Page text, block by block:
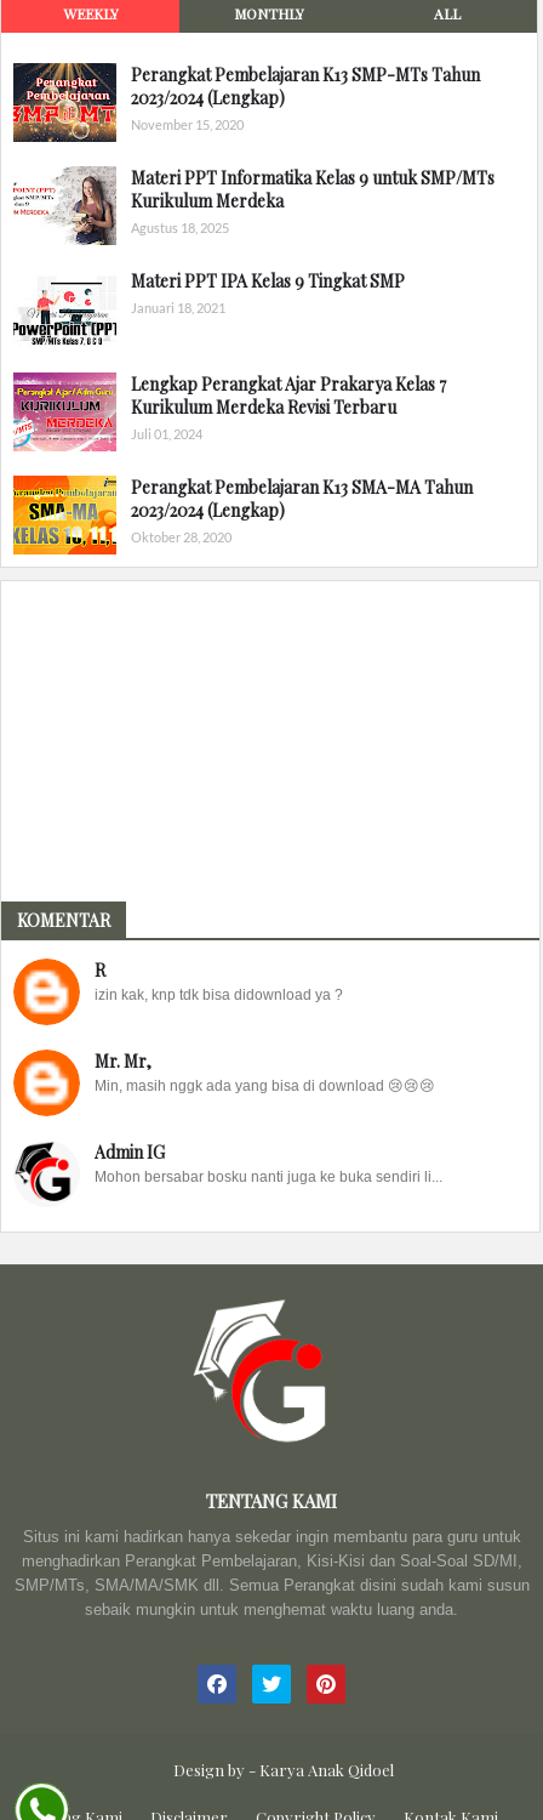
WEEKLY MONTHLY ALL
Perangkat Pembelajaran K13 SMP-MTs Tahun
2023/2024 (Lengkap)
November 15, 2020
Materi PPT Informatika Kelas 9 untuk SMP/MTs
Kurikulum Merdeka
Agustus 18, 2025
Materi PPT IPA Kelas 9 Tingkat SMP
Januari 18, 2021
Lengkap Perangkat Ajar Prakarya Kelas 7
Kurikulum Merdeka Revisi Terbaru
Juli 01, 2024
Perangkat Pembelajaran K13 SMA-MA Tahun
2023/2024 (Lengkap)
Oktober 28, 2020
KOMENTAR
R
izin kak, knp tdk bisa didownload ya ?
Mr. Mr,
Min, masih nggk ada yang bisa di download 😢😢😢
Admin IG
Mohon bersabar bosku nanti juga ke buka sendiri li...
TENTANG KAMI
Situs ini kami hadirkan hanya sekedar ingin membantu para guru untuk
menghadirkan Perangkat Pembelajaran, Kisi-Kisi dan Soal-Soal SD/MI,
SMP/MTs, SMA/MA/SMK dll. Semua Perangkat disini sudah kami susun
sebaik mungkin untuk menghemat waktu luang anda.
Design by - Karya Anak Qidoel